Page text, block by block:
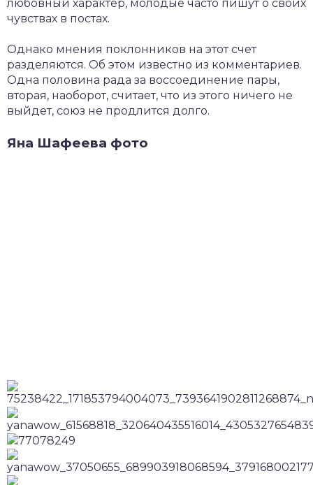
любовный характер, молодые часто пишут о своих
чувствах в постах.
Однако мнения поклонников на этот счет
разделяются. Об этом известно из комментариев.
Одна половина рада за воссоединение пары,
вторая, наоборот, считает, что из этого ничего не
выйдет, союз не продлится долго.
Яна Шафеева фото